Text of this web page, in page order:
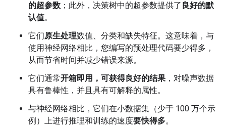
的超参数 ；此外，决策树中的超参数提供了 良好的默
认值。
它们原生处理数值、分类和缺失特征。这意味着，与
使用神经网络相比，您编写的预处理代码要少得多，
从而节省时间并减少错误来源。
它们通常开箱即用，可获得良好的结果 ，对噪声数据
具有鲁棒性，并且具有可解释的属性。
与神经网络相比，它们在小数据集（少于 100 万个示
例）上进行推理和训练的速度要快得多。